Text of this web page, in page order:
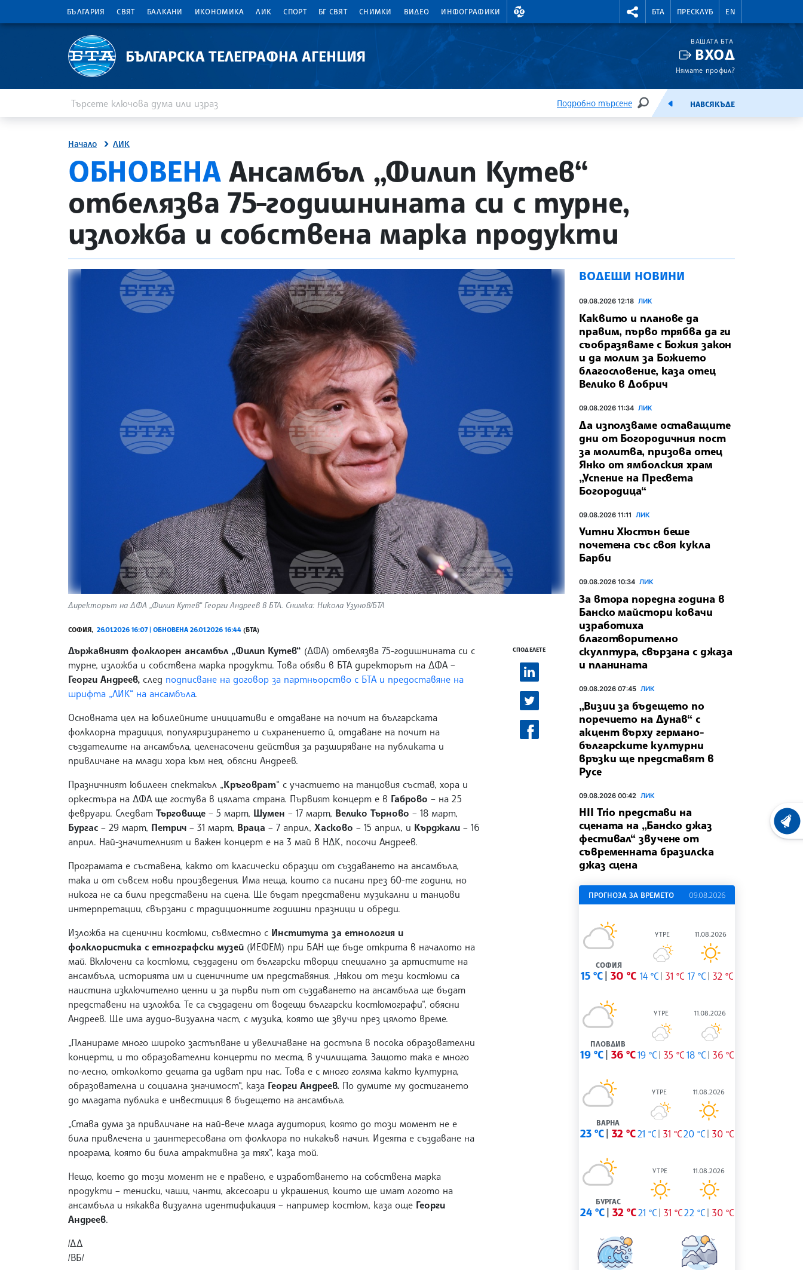
БЪЛГАРИЯ СВЯТ БАЛКАНИ ИКОНОМИКА ЛИК СПОРТ БГ СВЯТ СНИМКИ ВИДЕО ИНФОГРАФИКИ
ВАЛУТНИ КУРСОВЕ RIGHTMENU.SOCIAL
БТА ПРЕСКЛУБ EN
БЪЛГАРСКА ТЕЛЕГРАФНА АГЕНЦИЯ
ВАШАТА БТА
ВХОД
Нямате профил?
Подробно търсене
ТЪРСЕНЕЕМИСИЯНАВСЯКЪДЕ
Начало ЛИК
site.bta
ОБНОВЕНААнсамбъл „Филип Кутев“
отбелязва 75-годишнината си с турне,
изложба и собствена марка продукти
Директорът на ДФА „Филип Кутев“ Георги Андреев в БТА. Снимка: Никола Узунов/БТА
СОФИЯ, 26.01.2026 16:07 | ОБНОВЕНА 26.01.2026 16:44 (БТА)
Държавният фолклорен ансамбъл „Филип Кутев“ (ДФА) отбелязва 75-годишнината си с
турне, изложба и собствена марка продукти. Това обяви в БТА директорът на ДФА –
Георги Андреев, след подписване на договор за партньорство с БТА и предоставяне на
шрифта „ЛИК“ на ансамбъла.
Основната цел на юбилейните инициативи е отдаване на почит на българската
фолклорна традиция, популяризирането и съхранението й, отдаване на почит на
създателите на ансамбъла, целенасочени действия за разширяване на публиката и
привличане на млади хора към нея, обясни Андреев.
Празничният юбилеен спектакъл „Кръговрат“ с участието на танцовия състав, хора и
оркестъра на ДФА ще гостува в цялата страна. Първият концерт е в Габрово – на 25
февруари. Следват Търговище – 5 март, Шумен – 17 март, Велико Търново – 18 март,
Бургас – 29 март, Петрич – 31 март, Враца – 7 април, Хасково – 15 април, и Кърджали – 16
април. Най-значителният и важен концерт е на 3 май в НДК, посочи Андреев.
Програмата е съставена, както от класически образци от създаването на ансамбъла,
така и от съвсем нови произведения. Има неща, които са писани през 60-те години, но
никога не са били представени на сцена. Ще бъдат представени музикални и танцови
интерпретации, свързани с традиционните годишни празници и обреди.
Изложба на сценични костюми, съвместно с Института за етнология и
фолклористика с етнографски музей (ИЕФЕМ) при БАН ще бъде открита в началото на
май. Включени са костюми, създадени от български творци специално за артистите на
ансамбъла, историята им и сценичните им представяния. „Някои от тези костюми са
наистина изключително ценни и за първи път от създаването на ансамбъла ще бъдат
представени на изложба. Те са създадени от водещи български костюмографи“, обясни
Андреев. Ще има аудио-визуална част, с музика, която ще звучи през цялото време.
„Планираме много широко застъпване и увеличаване на достъпа в посока образователни
концерти, и то образователни концерти по места, в училищата. Защото така е много
по-лесно, отколкото децата да идват при нас. Това е с много голяма както културна,
образователна и социална значимост“, каза Георги Андреев. По думите му достигането
до младата публика е инвестиция в бъдещето на ансамбъла.
„Става дума за привличане на най-вече млада аудитория, която до този момент не е
била привлечена и заинтересована от фолклора по никакъв начин. Идеята е създаване на
програма, която би била атрактивна за тях“, каза той.
Нещо, което до този момент не е правено, е изработването на собствена марка
продукти – тениски, чаши, чанти, аксесоари и украшения, които ще имат логото на
ансамбъла и някаква визуална идентификация – например костюм, каза още Георги
Андреев.
/ДД
/ВБ/
СПОДЕЛЕТЕ
ВОДЕЩИ НОВИНИ
09.08.2026 12:18 ЛИК
Каквито и планове да
правим, първо трябва да ги
съобразяваме с Божия закон
и да молим за Божието
благословение, каза отец
Велико в Добрич
09.08.2026 11:34 ЛИК
Да използваме оставащите
дни от Богородичния пост
за молитва, призова отец
Янко от ямболския храм
„Успение на Пресвета
Богородица“
09.08.2026 11:11 ЛИК
Уитни Хюстън беше
почетена със своя кукла
Барби
09.08.2026 10:34 ЛИК
За втора поредна година в
Банско майстори ковачи
изработиха
благотворително
скулптура, свързана с джаза
и планината
09.08.2026 07:45 ЛИК
„Визии за бъдещето по
поречието на Дунав“ с
акцент върху германо-
българските културни
връзки ще представят в
Русе
09.08.2026 00:42 ЛИК
HII Trio представи на
сцената на „Банско джаз
фестивал“ звучене от
съвременната бразилска
джаз сцена
ПРОГНОЗА ЗА ВРЕМЕТО 09.08.2026
СОФИЯ
15 °C 30 °C
УТРЕ
14 °C 31 °C
11.08.2026
17 °C 32 °C
ПЛОВДИВ
19 °C 36 °C
УТРЕ
19 °C 35 °C
11.08.2026
18 °C 36 °C
ВАРНА
23 °C 32 °C
УТРЕ
21 °C 31 °C
11.08.2026
20 °C 30 °C
БУРГАС
24 °C 32 °C
УТРЕ
21 °C 31 °C
11.08.2026
22 °C 30 °C